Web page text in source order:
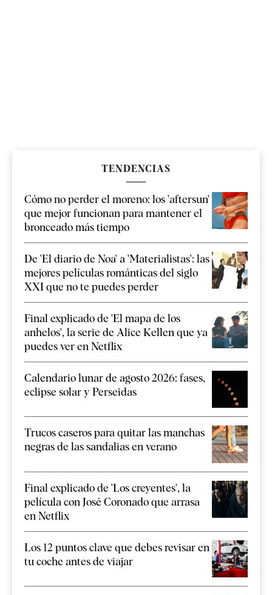
TENDENCIAS
Cómo no perder el moreno: los 'aftersun'
que mejor funcionan para mantener el
bronceado más tiempo
De 'El diario de Noa' a 'Materialistas': las
mejores películas románticas del siglo
XXI que no te puedes perder
Final explicado de 'El mapa de los
anhelos', la serie de Alice Kellen que ya
puedes ver en Netflix
Calendario lunar de agosto 2026: fases,
eclipse solar y Perseidas
Trucos caseros para quitar las manchas
negras de las sandalias en verano
Final explicado de 'Los creyentes', la
película con José Coronado que arrasa
en Netflix
Los 12 puntos clave que debes revisar en
tu coche antes de viajar